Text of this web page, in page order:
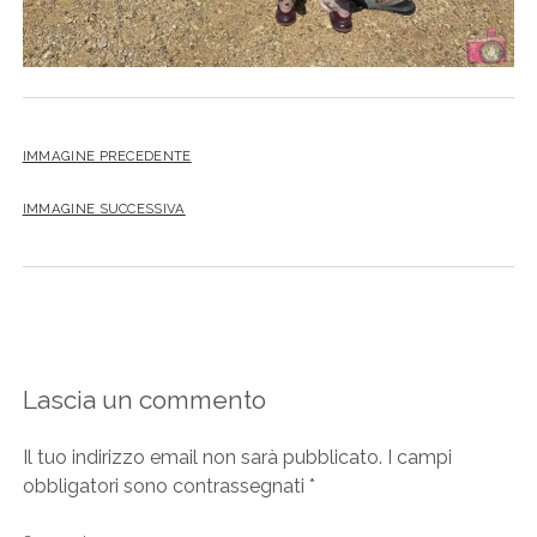
IMMAGINE PRECEDENTE
IMMAGINE SUCCESSIVA
Lascia un commento
Il tuo indirizzo email non sarà pubblicato.
I campi
obbligatori sono contrassegnati *